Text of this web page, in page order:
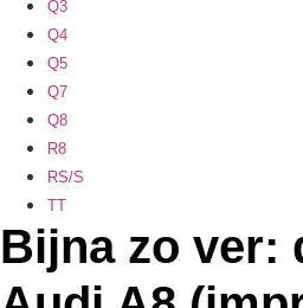
Q3
Q4
Q5
Q7
Q8
R8
RS/S
TT
Bijna zo ver: